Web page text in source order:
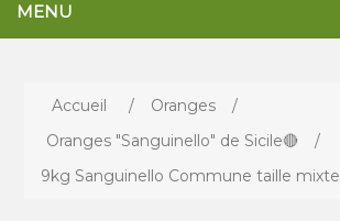
MENU
Accueil / Oranges
/
Oranges "Sanguinello" de Sicile🔴
/
9kg Sanguinello Commune taille mixte